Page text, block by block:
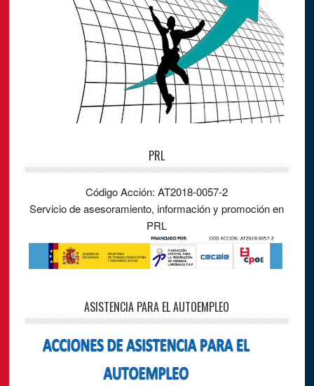
PRL
Código Acción: AT2018-0057-2
Servicio de asesoramiento, información y promoción en
PRL
ASISTENCIA PARA EL AUTOEMPLEO